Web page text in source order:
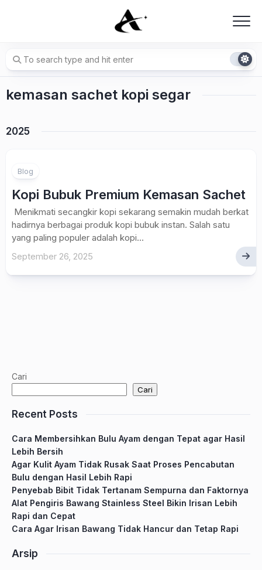
kemasan sachet kopi segar
2025
Blog
Kopi Bubuk Premium Kemasan Sachet
Menikmati secangkir kopi sekarang semakin mudah berkat
hadirnya berbagai produk kopi bubuk instan. Salah satu
yang paling populer adalah kopi...
September 26, 2025
Cari
Cari
Recent Posts
Cara Membersihkan Bulu Ayam dengan Tepat agar Hasil
Lebih Bersih
Agar Kulit Ayam Tidak Rusak Saat Proses Pencabutan
Bulu dengan Hasil Lebih Rapi
Penyebab Bibit Tidak Tertanam Sempurna dan Faktornya
Alat Pengiris Bawang Stainless Steel Bikin Irisan Lebih
Rapi dan Cepat
Cara Agar Irisan Bawang Tidak Hancur dan Tetap Rapi
Arsip